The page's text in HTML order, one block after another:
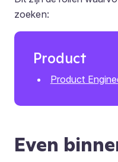
zoeken:
Product
Product
Even